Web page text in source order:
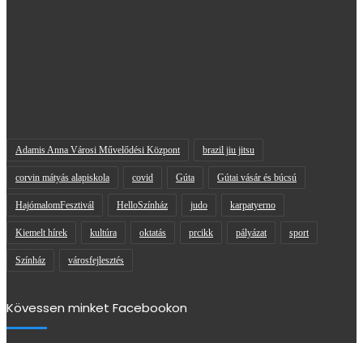
Adamis Anna Városi Művelődési Központ brazil jiu jitsu
corvin mátyás alapiskola covid Gúta Gútai vásár és búcsú
HajómalomFesztivál HelloSzínház judo karpatyerno
Kiemelt hírek kultúra oktatás prcikk pályázat sport
Színház városfejlesztés
Kövessen minket Facebookon